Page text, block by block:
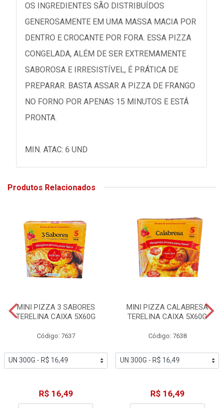
OS INGREDIENTES SÃO DISTRIBUÍDOS
GENEROSAMENTE EM UMA MASSA MACIA POR
DENTRO E CROCANTE POR FORA. ESSA PIZZA
CONGELADA, ALÉM DE SER EXTREMAMENTE
SABOROSA E IRRESISTÍVEL, É PRÁTICA DE
PREPARAR. BASTA ASSAR A PIZZA DE FRANGO
NO FORNO POR APENAS 15 MINUTOS E ESTÁ
PRONTA.
MIN. ATAC: 6 UND
Produtos Relacionados
MINI PIZZA 3 SABORES
TERELINA CAIXA 5X60G
Código: 7637
R$ 16,49
MINI PIZZA CALABRESA
TERELINA CAIXA 5X60G
Código: 7638
R$ 16,49